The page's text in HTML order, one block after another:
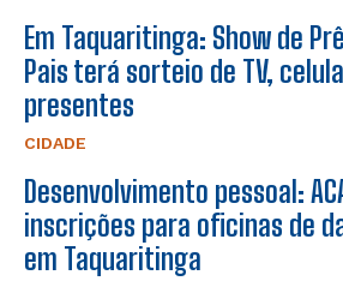
Em Taquaritinga: Show de
Pais terá sorteio de TV,
presentes
CIDADE
Desenvolvimento pessoal:
inscrições para oficinas de
em Taquaritinga